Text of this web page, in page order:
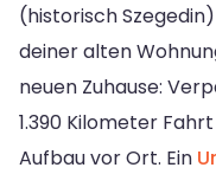
(historisch
deiner alten
neuen Zuhause:
1.390 Kilometer
Aufbau vor Ort. Ein